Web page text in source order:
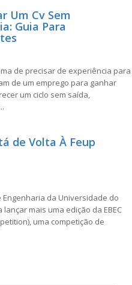
Um Cv Sem
Guia Para
de precisar de experiência para
de um emprego para ganhar
um ciclo sem saída,
de Volta À Feup
Engenharia da Universidade do
mais uma edição da EBEC
uma competição de